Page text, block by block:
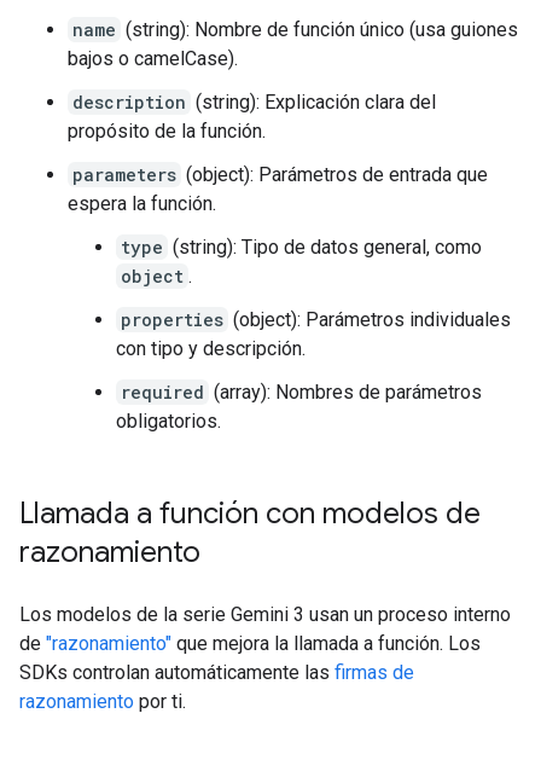
name (string): Nombre de función único (usa guiones
bajos o camelCase).
description (string): Explicación clara del
propósito de la función.
parameters (object): Parámetros de entrada que
espera la función.
type (string): Tipo de datos general, como
object .
properties (object): Parámetros individuales
con tipo y descripción.
required (array): Nombres de parámetros
obligatorios.
Llamada a función con modelos de
razonamiento
Los modelos de la serie Gemini 3 usan un proceso interno
de "razonamiento" que mejora la llamada a función. Los
SDKs controlan automáticamente las firmas de
razonamiento por ti.